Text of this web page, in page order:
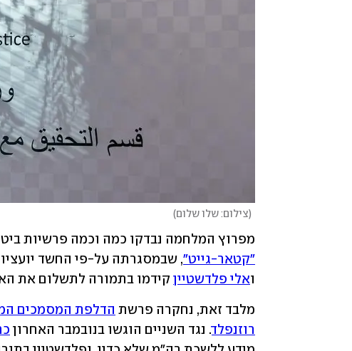
(צילום: שלו שלום)
מפרוץ המלחמה נבדקו כמה וכמה פרשיות
"קטאר-גייט", שבמסגרתה על-פי החשד
ואלי פלדשטיין קידמו בתמורה לתשלום את
מלבד זאת, נחקרה פרשת הדלפת המסמכים
רוזנפלד. נגד השניים הוגשו בנובמבר האחרון